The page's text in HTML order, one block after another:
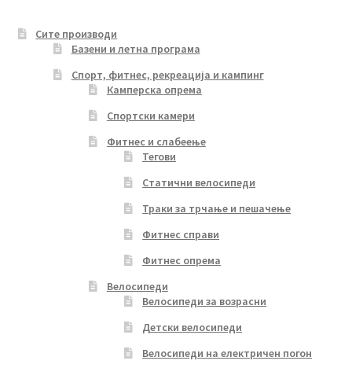
product
Сите производи
Базени и летна програма
Спорт, фитнес, рекреација и кампинг
Камперска опрема
Спортски камери
Фитнес и слабеење
Тегови
Статични велосипеди
Траки за трчање и пешачење
Фитнес справи
Фитнес опрема
Велосипеди
Велосипеди за возрасни
Детски велосипеди
Велосипеди на електричен погон